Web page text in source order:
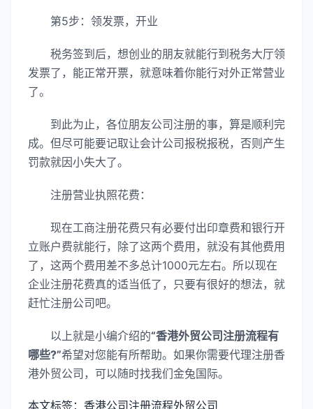
第5步：领发票，开业
税务签到后，想创业的朋友就能行到税务大厅领
发票了，能正常开票，就意味着你能行对外正常营业
了。
到此为止，各位朋友公司注册的事，算是顺利完
成。但尽可能要记取让会计公司报税报税，否则产生
罚款就因小失大了。
注册营业执照花费：
现在工商注册花费只有必要付出印章费和银行开
立账户费就能行，除了这两个费用，就没有其他费用
了，这两个费用差不多总计1000元左右。所以现在
企业注册花费真的适当低了，只要有很好的想法，就
赶忙注册公司吧。
以上就是小编介绍的“香港外贸公司注册流程有
哪些?”希望对您能有所帮助。如果你需要代理注册香
港外贸公司，可以随时找我们金兔国际。
本文标签：香港公司注册流程外贸公司